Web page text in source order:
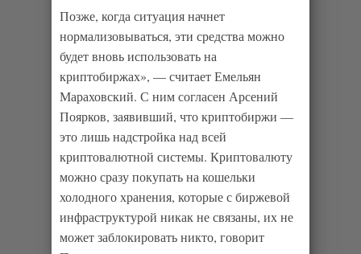
Позже, когда ситуация начнет
нормализовываться, эти средства можно
будет вновь использовать на
криптобиржах», — считает Емельян
Мараховский. С ним согласен Арсений
Поярков, заявивший, что криптобиржи —
это лишь надстройка над всей
криптовалютной системы. Криптовалюту
можно сразу покупать на кошельки
холодного хранения, которые с биржевой
инфраструктурой никак не связаны, их не
может заблокировать никто, говорит